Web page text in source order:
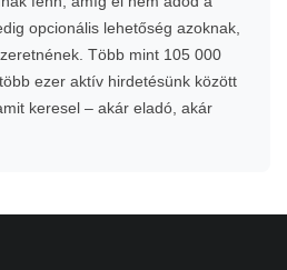
opcionális lehetőség azoknak,
Több mint 105 000
ezer aktív hirdetésünk között
keresel – akár eladó, akár